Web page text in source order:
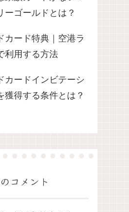
ーゴールドとは？
カード特典｜空港ラ
利用する方法
カードインビテーシ
獲得する条件とは？
コメント